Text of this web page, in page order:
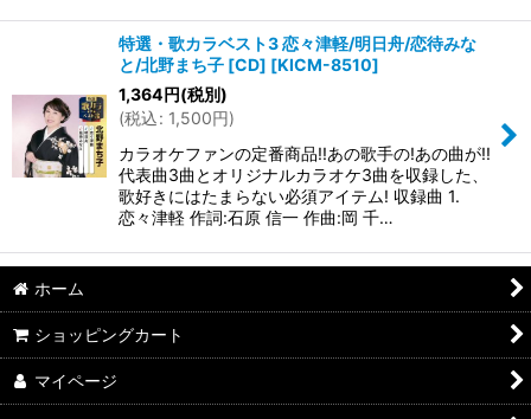
特選・歌カラベスト3 恋々津軽/明日舟/恋待みな
と/北野まち子 [CD] [KICM-8510]
1,364円(税別)
(税込: 1,500円)
カラオケファンの定番商品!!あの歌手の!あの曲が!!
代表曲3曲とオリジナルカラオケ3曲を収録した、
歌好きにはたまらない必須アイテム! 収録曲 1.
恋々津軽 作詞:石原 信一 作曲:岡 千…
ホーム
ショッピングカート
マイページ